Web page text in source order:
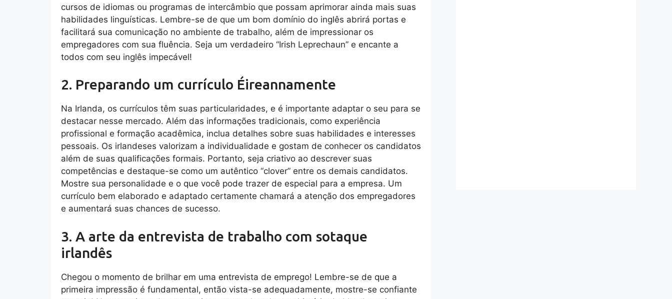
cursos de idiomas ou programas de intercâmbio que possam aprimorar ainda mais suas
habilidades linguísticas. Lembre-se de que um bom domínio do inglês abrirá portas e
facilitará sua comunicação no ambiente de trabalho, além de impressionar os
empregadores com sua fluência. Seja um verdadeiro “Irish Leprechaun” e encante a
todos com seu inglês impecável!
2. Preparando um currículo Éireannamente
Na Irlanda, os currículos têm suas particularidades, e é importante adaptar o seu para se
destacar nesse mercado. Além das informações tradicionais, como experiência
profissional e formação acadêmica, inclua detalhes sobre suas habilidades e interesses
pessoais. Os irlandeses valorizam a individualidade e gostam de conhecer os candidatos
além de suas qualificações formais. Portanto, seja criativo ao descrever suas
competências e destaque-se como um autêntico “clover” entre os demais candidatos.
Mostre sua personalidade e o que você pode trazer de especial para a empresa. Um
currículo bem elaborado e adaptado certamente chamará a atenção dos empregadores
e aumentará suas chances de sucesso.
3. A arte da entrevista de trabalho com sotaque
irlandês
Chegou o momento de brilhar em uma entrevista de emprego! Lembre-se de que a
primeira impressão é fundamental, então vista-se adequadamente, mostre-se confiante